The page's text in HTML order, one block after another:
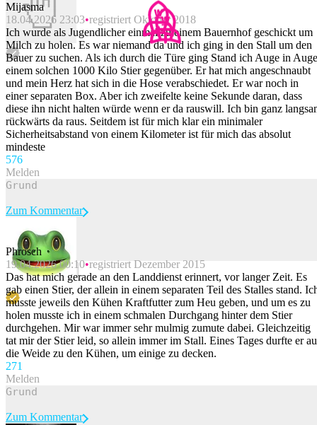
Mijasma
18.04.2026 23:03 registriert Oktober 2018
Ich wurde als Jugendlicher einmal zu einem Bauernhof geschickt um
Milch zu holen. Es war niemand da und ich ging in den Stall um den
Bauer zu suchen. Als ich durch die Türe ging Stand ich Auge in Auge
einem solchen 1000 Kilo Stier gegenüber. Er hat mich angeschnaubt
und mein Herz hat sich in die Hose verabschiedet. Er war noch in
einer separaten Box. Aber ich zweifelte keine Sekunde daran, dass
diese ihn nicht halten würde wenn er da rauswill. Ich bin ganz
rückwärts da raus. Seitdem ist für mich klar ein minimaler
Sicherheitsabstand von einem Kilometer ist für mich das absolut
mindeste
576
Melden
Beitrag melden
Zum Kommentar
Phrosch
19.04.2026 00:10 registriert Dezember 2015
Das hat mich gerade an den Landdienst erinnert, vor langer Zeit. Es
gab einen Stier, der allein in einem separaten Teil des Stalles stand.
musste jeweils den Kühen Kraftfutter zum Heu geben, und um es zu
holen musste ich in einem schmalen Durchgang hinter dem Stier
durchgehen. Mir war immer sehr mulmig zumute dabei. Gleichzeitig
tat mir der Stier leid, so allein immer im Stall. Eines Tages durfte er
die Weide zu den Kühen, um einige zu decken.
271
Melden
Zum Kommentar